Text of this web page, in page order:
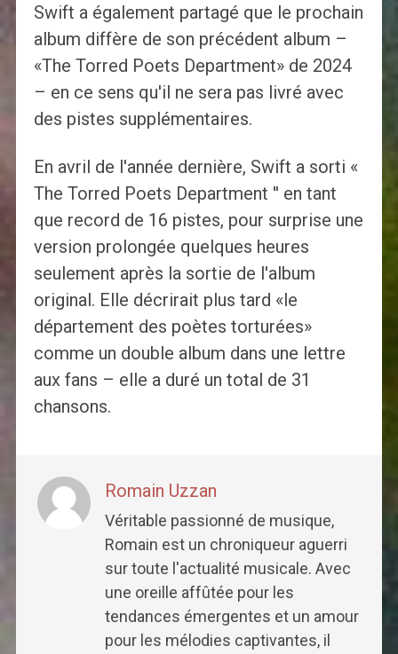
Swift a également partagé que le prochain
album diffère de son précédent album –
«The Torred Poets Department» de 2024
– en ce sens qu'il ne sera pas livré avec
des pistes supplémentaires.
En avril de l'année dernière, Swift a sorti «
The Torred Poets Department '' en tant
que record de 16 pistes, pour surprise une
version prolongée quelques heures
seulement après la sortie de l'album
original. Elle décrirait plus tard «le
département des poètes torturées»
comme un double album dans une lettre
aux fans – elle a duré un total de 31
chansons.
Romain Uzzan
Véritable passionné de musique,
Romain est un chroniqueur aguerri
sur toute l'actualité musicale. Avec
une oreille affûtée pour les
tendances émergentes et un amour
pour les mélodies captivantes, il